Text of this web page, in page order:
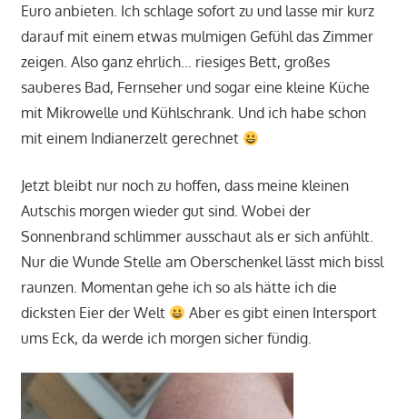
Euro anbieten. Ich schlage sofort zu und lasse mir kurz
darauf mit einem etwas mulmigen Gefühl das Zimmer
zeigen. Also ganz ehrlich… riesiges Bett, großes
sauberes Bad, Fernseher und sogar eine kleine Küche
mit Mikrowelle und Kühlschrank. Und ich habe schon
mit einem Indianerzelt gerechnet
Jetzt bleibt nur noch zu hoffen, dass meine kleinen
Autschis morgen wieder gut sind. Wobei der
Sonnenbrand schlimmer ausschaut als er sich anfühlt.
Nur die Wunde Stelle am Oberschenkel lässt mich bissl
raunzen. Momentan gehe ich so als hätte ich die
dicksten Eier der Welt
Aber es gibt einen Intersport
ums Eck, da werde ich morgen sicher fündig.